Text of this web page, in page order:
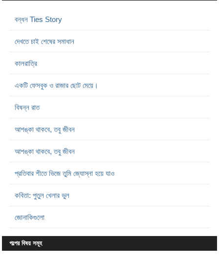
বন্ধন Ties Story
দেখতে চাই শেষের সমাধান
কালরাত্রি
একটি ফেসবুক ও রাজার ছোট মেয়ে।
বিষন্ন রাত
আশঙ্কা থাকবে, তবু জীবন
আশঙ্কা থাকবে, তবু জীবন
প্রতিবার শীতে ভিজে তুমি জ্যোস্না হয়ে যাও
কবিতা: পুতুল খেলার ভুল
জোনাকিগুলো
গল্পের বিষয় সমূহ